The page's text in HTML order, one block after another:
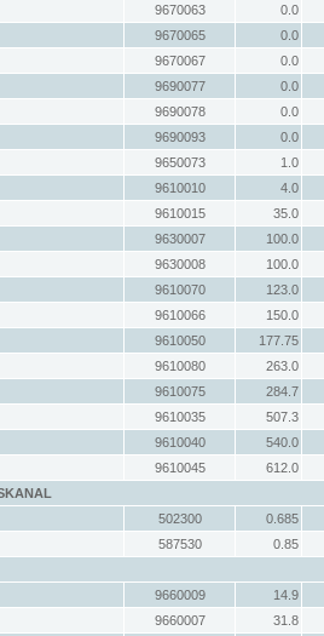
9670063
0.0
9670065
0.0
9670067
0.0
9690077
0.0
9690078
0.0
9690093
0.0
9650073
1.0
9610010
4.0
9610015
35.0
9630007
100.0
9630008
100.0
9610070
123.0
9610066
150.0
9610050
177.75
9610080
263.0
9610075
284.7
9610035
507.3
9610040
540.0
9610045
612.0
502300
0.685
587530
0.85
9660009
14.9
9660007
31.8